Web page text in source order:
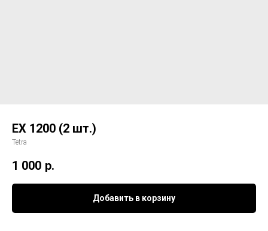
EX 1200 (2 шт.)
Tetra
1 000 р.
Добавить в корзину